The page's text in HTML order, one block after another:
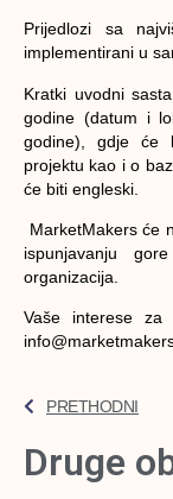
Prijedlozi sa
implementirani u
Kratki uvodni
godine (datum i
godine), gdje će
projektu kao i o
će biti engleski.
MarketMakers će
ispunjavanju
organizacija.
Vaše interese za
PRETHODNI
Druge